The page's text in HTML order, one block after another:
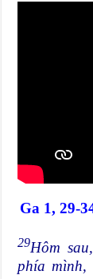
Ga 1, 29-
29Hôm
phía